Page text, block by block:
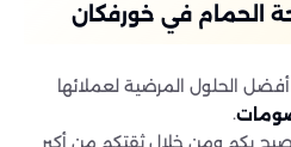
الحمام في خورفكان
الحلول المرضية لعملائها
.
بكم ومن خلال ثقتكم من أكبر